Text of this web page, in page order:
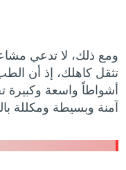
ومع ذلك، لا تدعي
تثقل كاهلك، إذ أن
أشواطاً واسعة
آمنة وبسيطة ومكللة